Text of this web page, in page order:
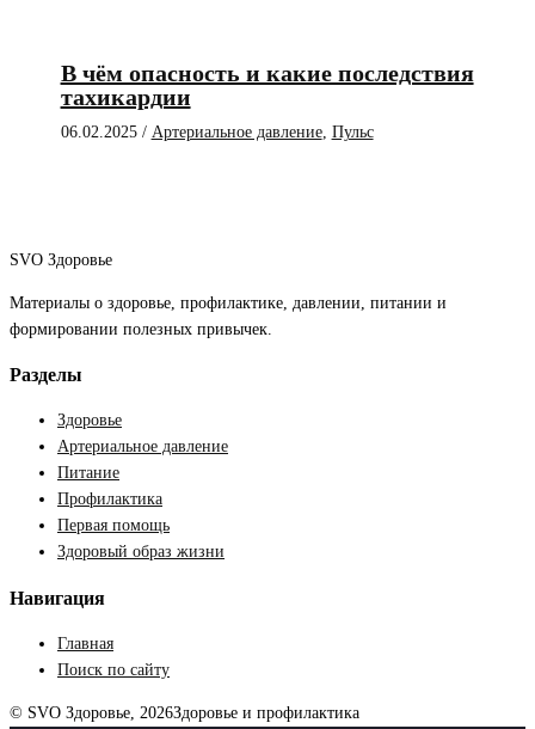
В чём опасность и какие последствия
тахикардии
06.02.2025 / Артериальное давление, Пульс
SVO Здоровье
Материалы о здоровье, профилактике, давлении, питании и
формировании полезных привычек.
Разделы
Здоровье
Артериальное давление
Питание
Профилактика
Первая помощь
Здоровый образ жизни
Навигация
Главная
Поиск по сайту
© SVO Здоровье, 2026Здоровье и профилактика